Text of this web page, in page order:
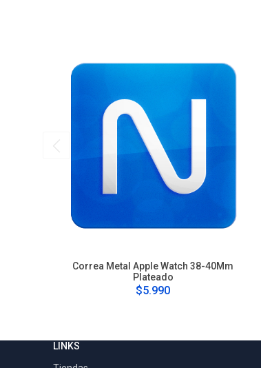
Correa Metal Apple Watch 38-40Mm
Plateado
$5.990
LINKS